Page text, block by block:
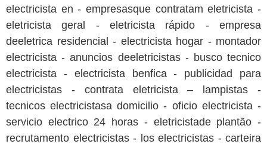
electricista en - empresasque contratam eletricista -
eletricista geral - eletricista rápido - empresa
deeletrica residencial - electricista hogar - montador
electricista - anuncios deeletricistas - busco tecnico
electricista - electricista benfica - publicidad para
electricistas - contrata eletricista – lampistas -
tecnicos electricistasa domicilio - oficio electricista -
servicio electrico 24 horas - eletricistade plantão -
recrutamento electricistas - los electricistas - carteira